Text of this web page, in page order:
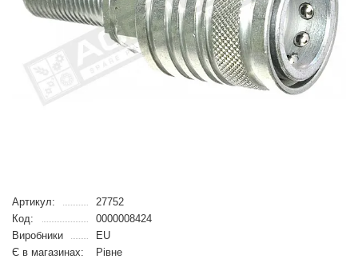
Артикул:
27752
Код:
0000008424
Виробники
EU
Є в магазинах:
Рівне